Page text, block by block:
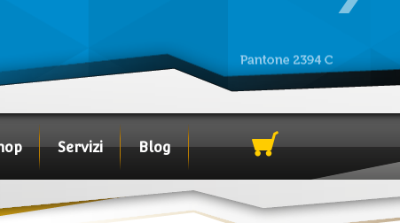
Servizi Blog